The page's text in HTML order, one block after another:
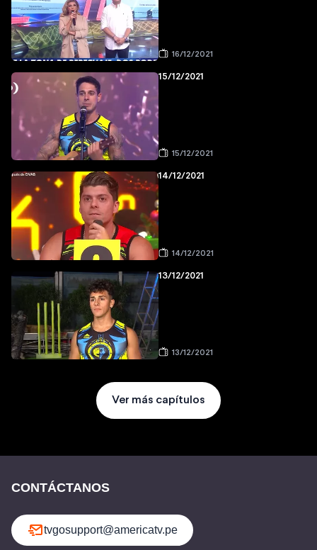
16/12/2021
15/12/2021
15/12/2021
14/12/2021
14/12/2021
13/12/2021
13/12/2021
Ver más capítulos
CONTÁCTANOS
tvgosupport@americatv.pe